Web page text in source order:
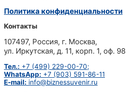
Политика конфиденциальности
Контакты
107497, Россия, г. Москва,
ул. Иркутская, д. 11, корп. 1, оф. 98
Тел.: +7 (499) 229-00-70;
WhatsApp: +7 (903) 591-86-11
E-mail: info@biznessuvenir.ru